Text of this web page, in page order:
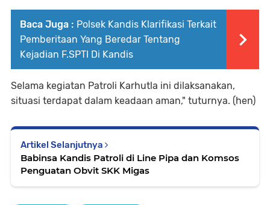
Baca Juga : Polsek Kandis Klarifikasi Terkait
Pemberitaan Yang Beredar Tentang
Kejadian F.SPTI Di Kandis
Selama kegiatan Patroli Karhutla ini dilaksanakan,
situasi terdapat dalam keadaan aman," tuturnya. (hen)
Artikel Selanjutnya
Babinsa Kandis Patroli di Line Pipa dan Komsos
Penguatan Obvit SKK Migas